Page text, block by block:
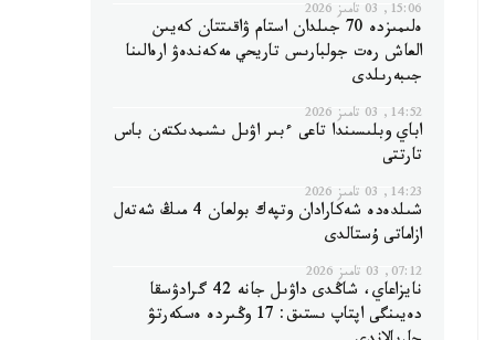
15:06, 03 تامىز 2026
ەلىمىزدە 70 جىلدان استام ۋاقىتتان كەيىن
العاش رەت جولبارىس تاريحي مەكەندەۋ ارەالىنا
جىبەرىلدى
14:52, 03 تامىز 2026
اباي وبلىسىندا تاعى ءبىر اۋىل ىشىمدىكتەن باس
تارتتى
14:23, 03 تامىز 2026
شىلدەدە شەكارادان وتپەك بولعان 4 مىڭ شەتەل
ازاماتى ۇستالدى
07:12, 03 تامىز 2026
نايزاعاي، شاڭدى داۋىل جانە 42 گرادۋسقا
دەيىنگى اپتاپ ىستىق: 17 وڭىردە ەسكەرتۋ